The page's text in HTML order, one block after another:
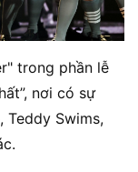
trong phần lễ
nơi có sự
Teddy Swims,